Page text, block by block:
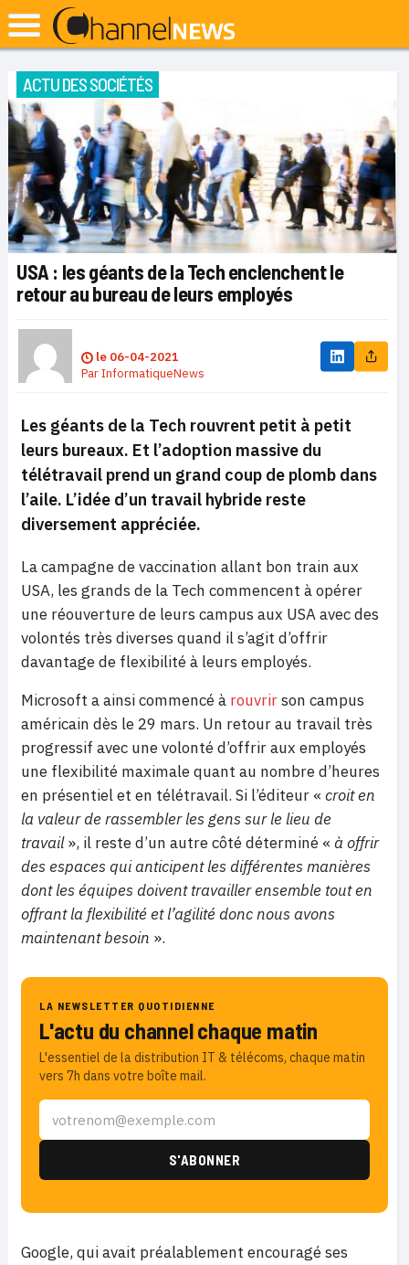
ACTU DES SOCIÉTÉS
USA : les géants de la Tech enclenchent le
retour au bureau de leurs employés
le 06-04-2021
ParInformatiqueNews
Les géants de la Tech rouvrent petit à petit
leurs bureaux. Et l’adoption massive du
télétravail prend un grand coup de plomb dans
l’aile. L’idée d’un travail hybride reste
diversement appréciée.
La campagne de vaccination allant bon train aux
USA, les grands de la Tech commencent à opérer
une réouverture de leurs campus aux USA avec des
volontés très diverses quand il s’agit d’offrir
davantage de flexibilité à leurs employés.
Microsoft a ainsi commencé à rouvrirson campus
américain dès le 29 mars. Un retour au travail très
progressif avec une volonté d’offrir aux employés
une flexibilité maximale quant au nombre d’heures
en présentiel et en télétravail. Si l’éditeur « croit en
la valeur de rassembler les gens sur le lieu de
travail», il reste d’un autre côté déterminé « à offrir
des espaces qui anticipent les différentes manières
dont les équipes doivent travailler ensemble tout en
offrant la flexibilité et l’agilité donc nous avons
maintenant besoin ».
LA NEWSLETTER QUOTIDIENNE
L'actu du channel chaque matin
L'essentiel de la distribution IT & télécoms, chaque matin
vers 7h dans votre boîte mail.
Google, qui avait préalablement encouragé ses